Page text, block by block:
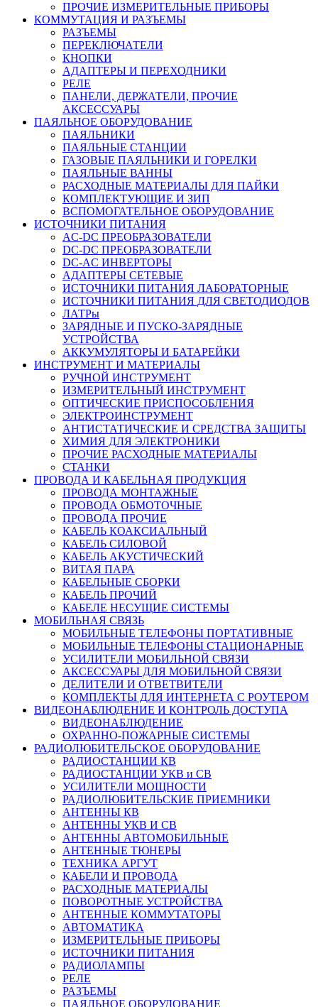
ПРОЧИЕ ИЗМЕРИТЕЛЬНЫЕ ПРИБОРЫ
КОММУТАЦИЯ И РАЗЪЕМЫ
РАЗЪЕМЫ
ПЕРЕКЛЮЧАТЕЛИ
КНОПКИ
АДАПТЕРЫ И ПЕРЕХОДНИКИ
РЕЛЕ
ПАНЕЛИ, ДЕРЖАТЕЛИ, ПРОЧИЕ
АКСЕССУАРЫ
ПАЯЛЬНОЕ ОБОРУДОВАНИЕ
ПАЯЛЬНИКИ
ПАЯЛЬНЫЕ СТАНЦИИ
ГАЗОВЫЕ ПАЯЛЬНИКИ И ГОРЕЛКИ
ПАЯЛЬНЫЕ ВАННЫ
РАСХОДНЫЕ МАТЕРИАЛЫ ДЛЯ ПАЙКИ
КОМПЛЕКТУЮЩИЕ И ЗИП
ВСПОМОГАТЕЛЬНОЕ ОБОРУДОВАНИЕ
ИСТОЧНИКИ ПИТАНИЯ
AC-DC ПРЕОБРАЗОВАТЕЛИ
DC-DC ПРЕОБРАЗОВАТЕЛИ
DC-AC ИНВЕРТОРЫ
АДАПТЕРЫ СЕТЕВЫЕ
ИСТОЧНИКИ ПИТАНИЯ ЛАБОРАТОРНЫЕ
ИСТОЧНИКИ ПИТАНИЯ ДЛЯ СВЕТОДИОДОВ
ЛАТРы
ЗАРЯДНЫЕ И ПУСКО-ЗАРЯДНЫЕ
УСТРОЙСТВА
АККУМУЛЯТОРЫ И БАТАРЕЙКИ
ИНСТРУМЕНТ И МАТЕРИАЛЫ
РУЧНОЙ ИНСТРУМЕНТ
ИЗМЕРИТЕЛЬНЫЙ ИНСТРУМЕНТ
ОПТИЧЕСКИЕ ПРИСПОСОБЛЕНИЯ
ЭЛЕКТРОИНСТРУМЕНТ
АНТИСТАТИЧЕСКИЕ И СРЕДСТВА ЗАЩИТЫ
ХИМИЯ ДЛЯ ЭЛЕКТРОНИКИ
ПРОЧИЕ РАСХОДНЫЕ МАТЕРИАЛЫ
СТАНКИ
ПРОВОДА И КАБЕЛЬНАЯ ПРОДУКЦИЯ
ПРОВОДА МОНТАЖНЫЕ
ПРОВОДА ОБМОТОЧНЫЕ
ПРОВОДА ПРОЧИЕ
КАБЕЛЬ КОАКСИАЛЬНЫЙ
КАБЕЛЬ СИЛОВОЙ
КАБЕЛЬ АКУСТИЧЕСКИЙ
ВИТАЯ ПАРА
КАБЕЛЬНЫЕ СБОРКИ
КАБЕЛЬ ПРОЧИЙ
КАБЕЛЕ НЕСУЩИЕ СИСТЕМЫ
МОБИЛЬНАЯ СВЯЗЬ
МОБИЛЬНЫЕ ТЕЛЕФОНЫ ПОРТАТИВНЫЕ
МОБИЛЬНЫЕ ТЕЛЕФОНЫ СТАЦИОНАРНЫЕ
УСИЛИТЕЛИ МОБИЛЬНОЙ СВЯЗИ
АКСЕССУАРЫ ДЛЯ МОБИЛЬНОЙ СВЯЗИ
ДЕЛИТЕЛИ И ОТВЕТВИТЕЛИ
КОМПЛЕКТЫ ДЛЯ ИНТЕРНЕТА С РОУТЕРОМ
ВИДЕОНАБЛЮДЕНИЕ И КОНТРОЛЬ ДОСТУПА
ВИДЕОНАБЛЮДЕНИЕ
ОХРАННО-ПОЖАРНЫЕ СИСТЕМЫ
РАДИОЛЮБИТЕЛЬСКОЕ ОБОРУДОВАНИЕ
РАДИОСТАНЦИИ КВ
РАДИОСТАНЦИИ УКВ и СВ
УСИЛИТЕЛИ МОЩНОСТИ
РАДИОЛЮБИТЕЛЬСКИЕ ПРИЕМНИКИ
АНТЕННЫ КВ
АНТЕННЫ УКВ И СВ
АНТЕННЫ АВТОМОБИЛЬНЫЕ
АНТЕННЫЕ ТЮНЕРЫ
ТЕХНИКА АРГУТ
КАБЕЛИ И ПРОВОДА
РАСХОДНЫЕ МАТЕРИАЛЫ
ПОВОРОТНЫЕ УСТРОЙСТВА
АНТЕННЫЕ КОММУТАТОРЫ
АВТОМАТИКА
ИЗМЕРИТЕЛЬНЫЕ ПРИБОРЫ
ИСТОЧНИКИ ПИТАНИЯ
РАДИОЛАМПЫ
РЕЛЕ
РАЗЪЕМЫ
ПАЯЛЬНОЕ ОБОРУДОВАНИЕ